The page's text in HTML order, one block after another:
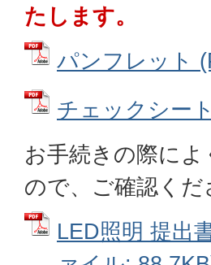
たします。
パンフレット
チェックシー
お手続きの際に
ので、ご確認くだ
LED照明 提出